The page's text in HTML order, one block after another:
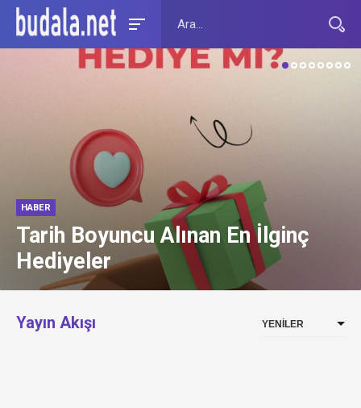
Hizbullah’ın yeni lideri Naim
Kasım: İsrail ile çarpışmalar
sürecek
Yayın Akışı